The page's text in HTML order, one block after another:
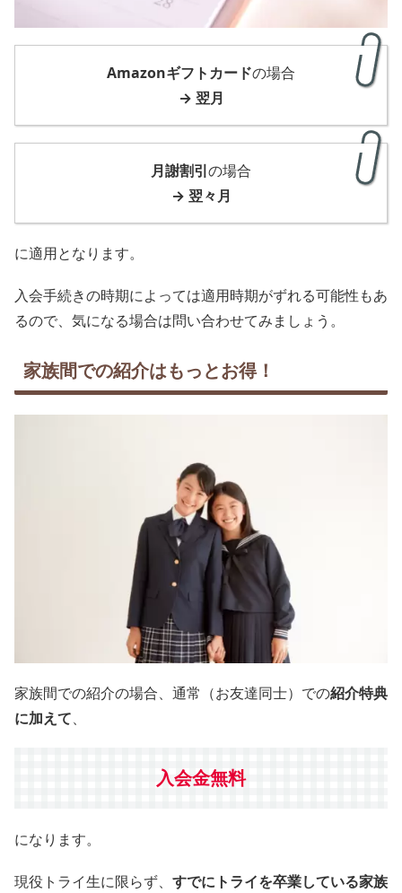
Amazonギフトカードの場合
→ 翌月
月謝割引の場合
→ 翌々月
に適用となります。
入会手続きの時期によっては適用時期がずれる可能性もあ
るので、気になる場合は問い合わせてみましょう。
家族間での紹介はもっとお得！
家族間での紹介の場合、通常（お友達同士）での紹介特典
に加えて、
入会金無料
になります。
現役トライ生に限らず、 すでにトライを卒業している家族